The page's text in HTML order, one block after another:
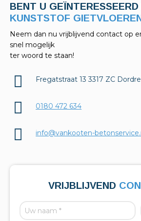
BENT U GEÏNTERESSEERD
KELDERAFDICHTINGEN?
Neem dan nu vrijblijvend contact op
snel mogelijk
ter woord te staan!
Fregatstraat 13 3317 ZC
0180 472 634
info@vankooten-
VRIJBLIJVEND